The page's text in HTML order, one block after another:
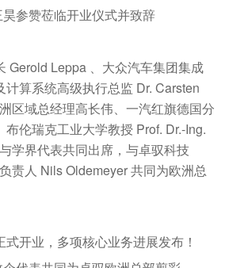
参赞莅临开业仪式并致辞
Gerold Leppa 、大众汽车集团集成
算系统高级执行总监 Dr. Carsten
区域总经理高长伟、一汽红旗德国分
伦瑞克工业大学教授 Prof. Dr.-Ing.
学界代表共同出席，与卓驭科技
责人 Nils Oldemeyer 共同为欧洲总